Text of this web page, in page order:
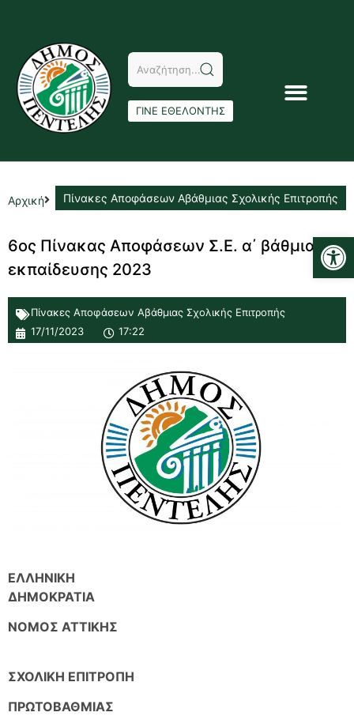
ΓΙΝΕ ΕΘΕΛΟΝΤΗΣ
Αρχική Πίνακες Αποφάσεων Αβάθμιας Σχολικής Επιτροπής
6ος Πίνακας Αποφάσεων Σ.Ε. α΄ βάθμιας
εκπαίδευσης 2023
Πίνακες Αποφάσεων Αβάθμιας Σχολικής Επιτροπής
17/11/2023
17:22
ΕΛΛΗΝΙΚΗ
ΔΗΜΟΚΡΑΤΙΑ
ΝΟΜΟΣ ΑΤΤΙΚΗΣ
ΣΧΟΛΙΚΗ ΕΠΙΤΡΟΠΗ
ΠΡΩΤΟΒΑΘΜΙΑΣ